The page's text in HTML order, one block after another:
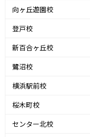
向ヶ丘遊園校
登戸校
新百合ヶ丘校
鷺沼校
横浜駅前校
桜木町校
センター北校